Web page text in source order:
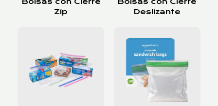
Zip
Deslizante